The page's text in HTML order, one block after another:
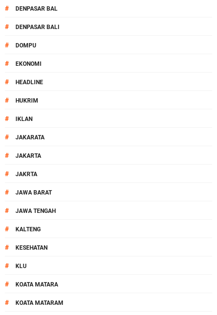
# DENPASAR BAL
# DENPASAR BALI
# DOMPU
# EKONOMI
# HEADLINE
# HUKRIM
# IKLAN
# JAKARATA
# JAKARTA
# JAKRTA
# JAWA BARAT
# JAWA TENGAH
# KALTENG
# KESEHATAN
# KLU
# KOATA MATARA
# KOATA MATARAM